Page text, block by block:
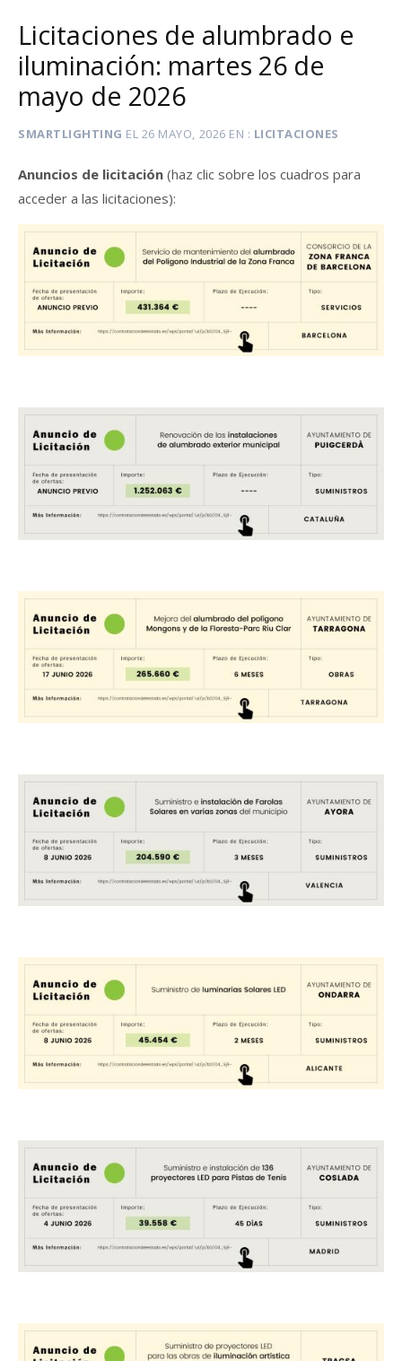
Licitaciones de alumbrado e
iluminación: martes 26 de
mayo de 2026
SMARTLIGHTING EL 26 MAYO, 2026 EN LICITACIONES
Anuncios de licitación (haz clic sobre los cuadros para
acceder a las licitaciones):